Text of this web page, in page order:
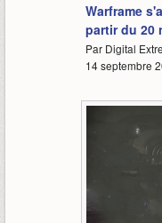
Warframe
partir du 20
Par Digital
14 septembre